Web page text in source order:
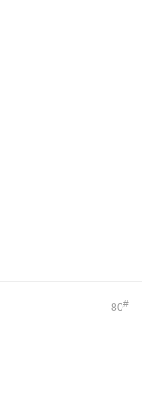
80#